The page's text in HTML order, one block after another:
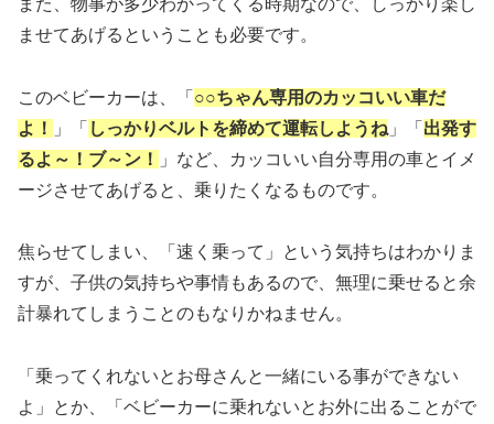
ませてあげるということも必要です。
このベビーカーは、「 ○○ちゃん専用のカッコいい車だ
よ！
」「 しっかりベルトを締めて運転しようね 」「 出発す
るよ～！ブ～ン！
」など、カッコいい自分専用の車とイメ
ージさせてあげると、乗りたくなるものです。
焦らせてしまい、「速く乗って」という気持ちはわかりま
すが、子供の気持ちや事情もあるので、無理に乗せると余
計暴れてしまうことのもなりかねません。
「乗ってくれないとお母さんと一緒にいる事ができない
よ」とか、「ベビーカーに乗れないとお外に出ることがで